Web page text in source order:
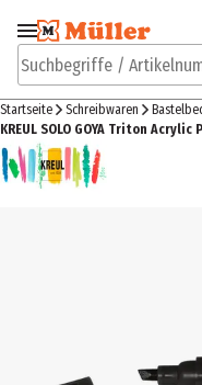
Zur Navigation
springen
Suchbegriffe /
Startseite Schreibwaren
KREUL SOLO GOYA Triton